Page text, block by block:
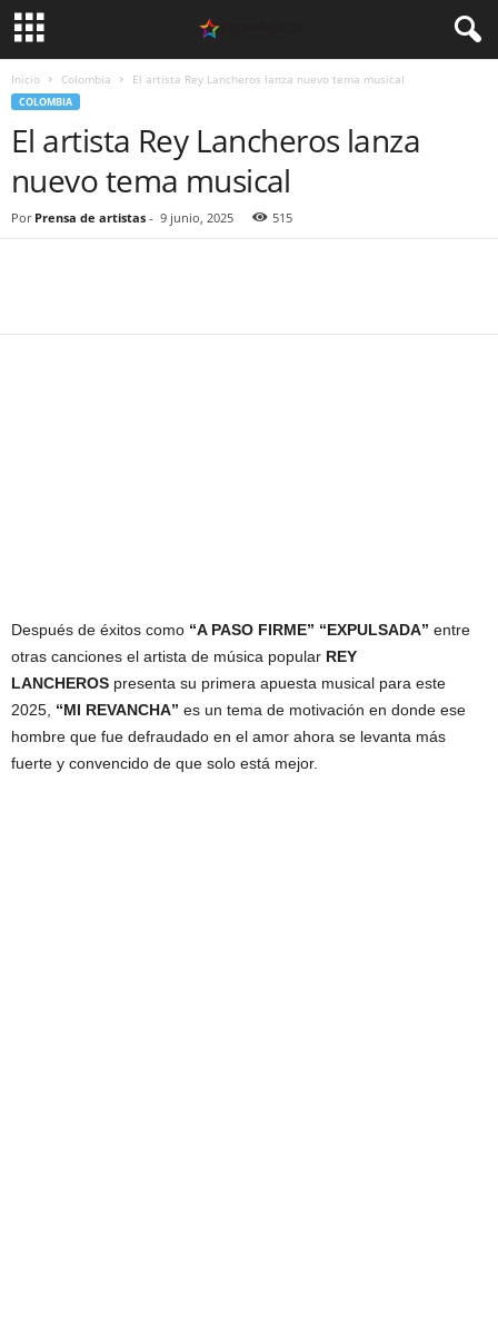
Inicio Colombia El artista Rey Lancheros lanza nuevo tema musical
COLOMBIA
El artista Rey Lancheros lanza
nuevo tema musical
Por Prensa de artistas - 9 junio, 2025 515
Después de éxitos como “A PASO FIRME” “EXPULSADA” entre
otras canciones el artista de música popular REY
LANCHEROS presenta su primera apuesta musical para este
2025, “MI REVANCHA” es un tema de motivación en donde ese
hombre que fue defraudado en el amor ahora se levanta más
fuerte y convencido de que solo está mejor.